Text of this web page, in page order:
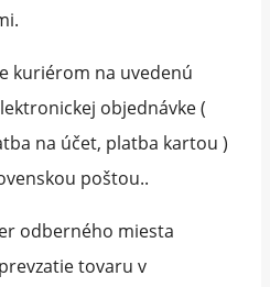
kuriérom na uvedenú
objednávke (
na účet, platba kartou )
poštou..
odberného miesta
tovaru v